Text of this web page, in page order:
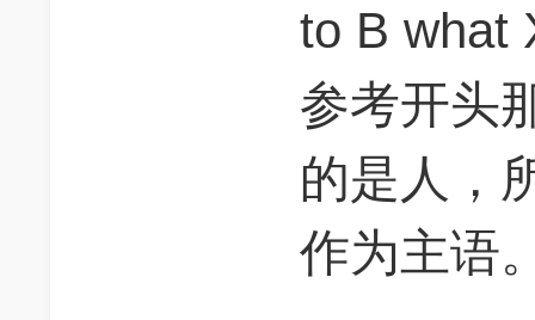
to B what
参考开头
的是人，
作为主语